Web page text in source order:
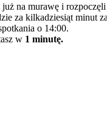
na murawę i rozpoczęli
za kilkadziesiąt minut
o 14:00.
w 1 minutę.